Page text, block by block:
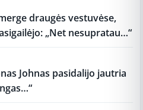
draugės vestuvėse,
„Net nesupratau…“
Johnas pasidalijo jautria